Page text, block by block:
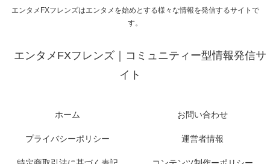
エンタメFXフレンズはエンタメを始めとする様々な情報を発信するサイトで
す。
エンタメFXフレンズ｜コミュニティー型情報発信サ
イト
ホーム お問い合わせ
プライバシーポリシー 運営者情報